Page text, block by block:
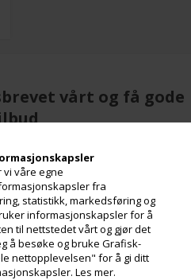
våre egne
fra
statistikk, markedsføring og
informasjonskapsler for å
til nettstedet vårt og gjør det
å besøke og bruke Grafisk-
nettopplevelsen" for å gi ditt
Les mer.
vårt og få gode
å avmelde seg.